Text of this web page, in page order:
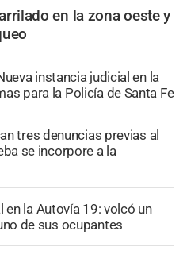
en la zona oeste y
instancia judicial en la
para la Policía de Santa Fe
tres denuncias previas al
se incorpore a la
en la Autovía 19: volcó un
de sus ocupantes